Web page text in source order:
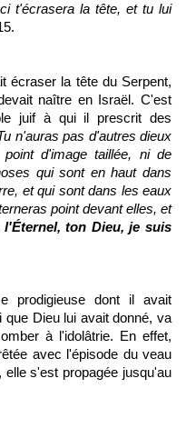
t'écrasera la tête, et tu lui
écraser la tête du Serpent,
naître en Israël. C'est
juif à qui il prescrit des
n'auras pas d'autres dieux
d'image taillée, ni de
qui sont en haut dans
et qui sont dans les eaux
point devant elles, et
l'Éternel, ton Dieu, je suis
prodigieuse dont il avait
que Dieu lui avait donné, va
à l'idolâtrie. En effet,
avec l'épisode du veau
s'est propagée jusqu'au